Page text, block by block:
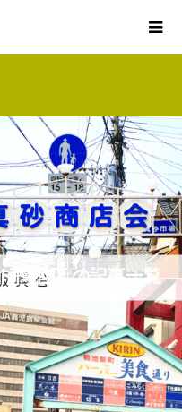
鴨池店 の記事一覧